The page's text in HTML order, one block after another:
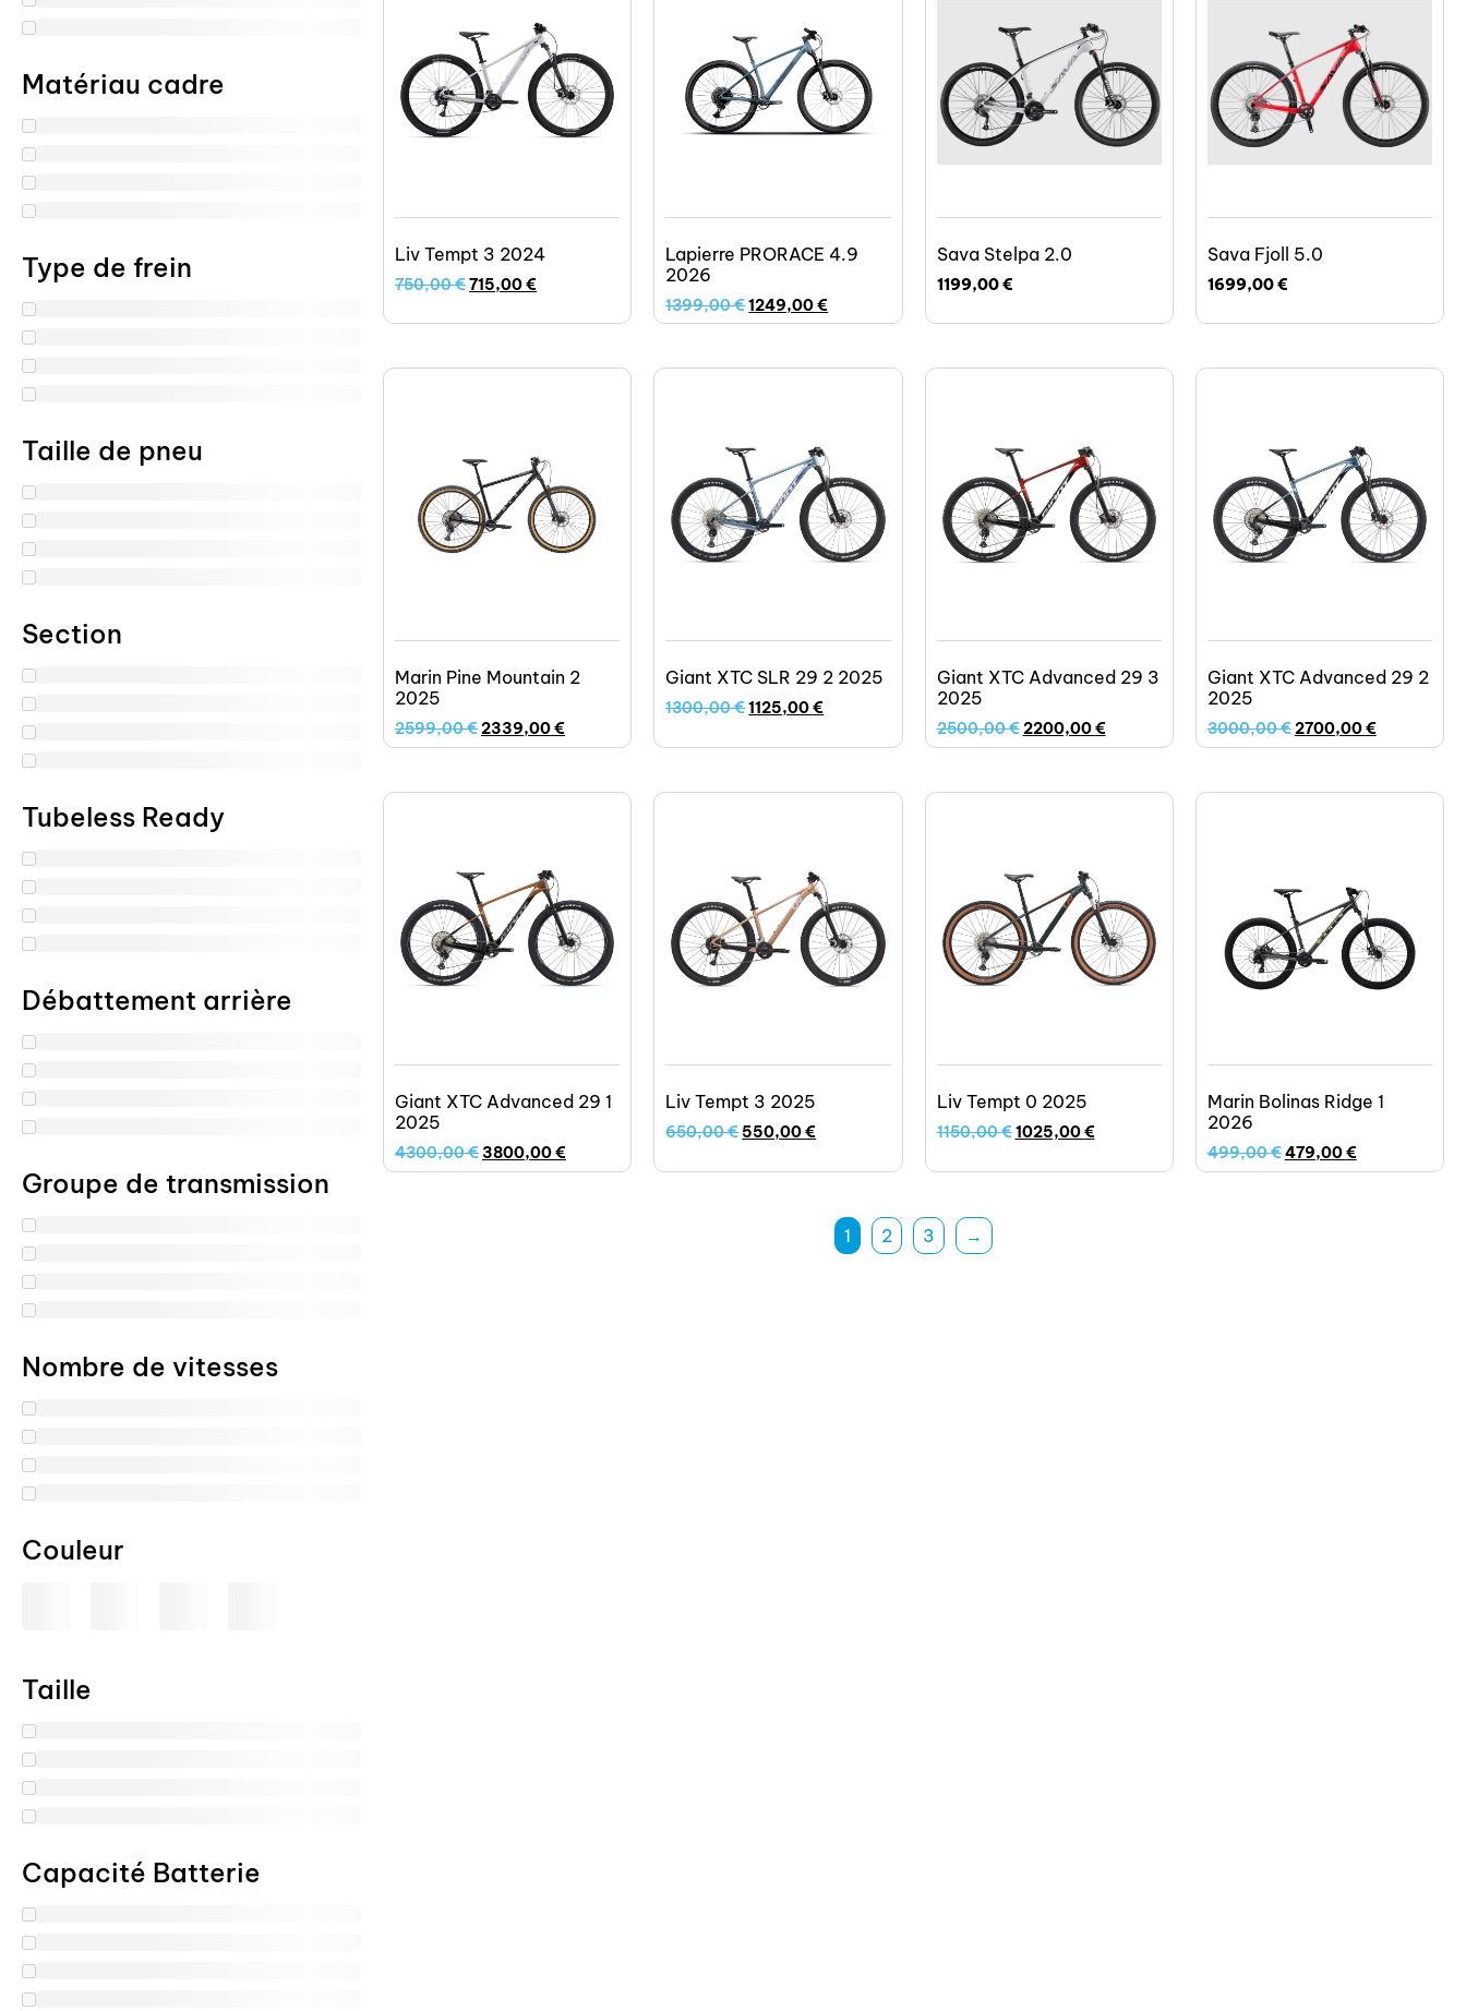
Matériau cadre
Type de frein
Taille de pneu
Section
Tubeless Ready
Débattement arrière
Groupe de transmission
Nombre de vitesses
Couleur
Taille
Capacité Batterie
Liv Tempt 3 2024
750,00€715,00€
Lapierre PRORACE 4.9
2026
1399,00€1249,00€
Sava Stelpa 2.0
1199,00€
Sava Fjoll 5.0
1699,00€
Marin Pine Mountain 2
2025
2599,00€2339,00€
Giant XTC SLR 29 2 2025
1300,00€1125,00€
Giant XTC Advanced 29 3
2025
2500,00€2200,00€
Giant XTC Advanced 29 2
2025
3000,00€2700,00€
Giant XTC Advanced 29 1
2025
4300,00€ 3800,00€
Liv Tempt 3 2025
650,00€ 550,00€
Liv Tempt 0 2025
1150,00€1025,00€
Marin Bolinas Ridge 1
2026
499,00€479,00€
1 2 3 →